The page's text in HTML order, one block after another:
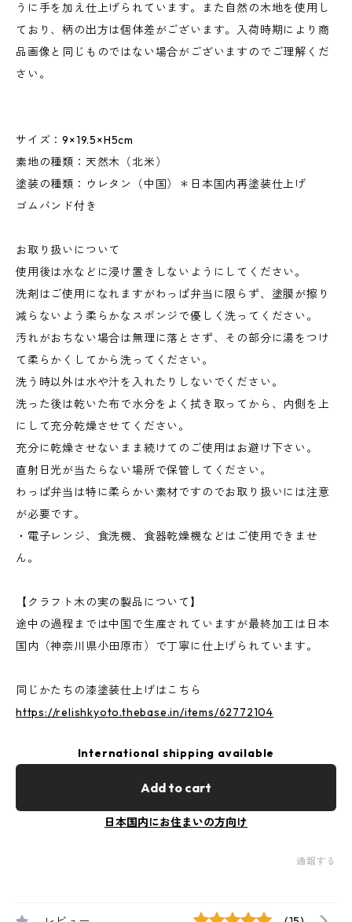
うに手を加え仕上げられています。また自然の木地を使用し
ており、柄の出方は個体差がございます。入荷時期により商
品画像と同じものではない場合がございますのでご理解くだ
さい。
サイズ：9×19.5×H5cm
素地の種類：天然木（北米）
塗装の種類：ウレタン（中国）＊日本国内再塗装仕上げ
ゴムバンド付き
お取り扱いについて
使用後は水などに浸け置きしないようにしてください。
洗剤はご使用になれますがわっぱ弁当に限らず、塗膜が擦り
減らないよう柔らかなスポンジで優しく洗ってください。
汚れがおちない場合は無理に落とさず、その部分に湯をつけ
て柔らかくしてから洗ってください。
洗う時以外は水や汁を入れたりしないでください。
洗った後は乾いた布で水分をよく拭き取ってから、内側を上
にして充分乾燥させてください。
充分に乾燥させないまま続けてのご使用はお避け下さい。
直射日光が当たらない場所で保管してください。
わっぱ弁当は特に柔らかい素材ですのでお取り扱いには注意
が必要です。
・電子レンジ、食洗機、食器乾燥機などはご使用できませ
ん。
【クラフト木の実の製品について】
途中の過程までは中国で生産されていますが最終加工は日本
国内（神奈川県小田原市）で丁寧に仕上げられています。
同じかたちの漆塗装仕上げはこちら
https://relishkyoto.thebase.in/items/62772104
International shipping available
Add to cart
日本国内にお住まいの方向け
通報する